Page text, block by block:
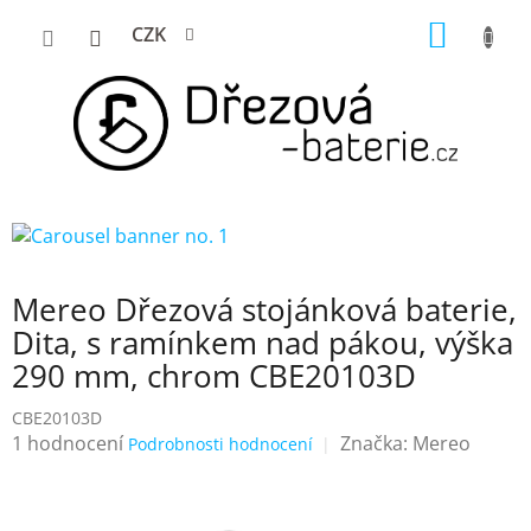
CZK
Mereo Dřezová stojánková baterie,
Dita, s ramínkem nad pákou, výška
290 mm, chrom CBE20103D
CBE20103D
Průměrné
1 hodnocení Podrobnosti hodnocení Značka: Mereo